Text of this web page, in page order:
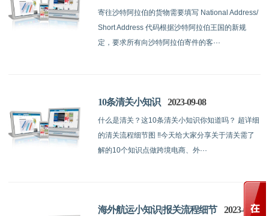
寄往沙特阿拉伯的货物需要填写 National Address/
Short Address 代码根据沙特阿拉伯王国的新规
定，要求所有向沙特阿拉伯寄件的客···
10条清关小知识 2023-09-08
什么是清关？这10条清关小知识你知道吗？‍ 超详细
的清关流程细节图 ‼今天给大家分享关于清关需了
解的10个知识点做跨境电商、外···
海外航运小知识|报关流程细节2023-09-